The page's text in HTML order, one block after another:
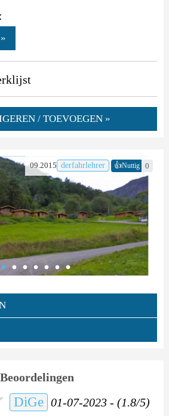
/ TOEVOEGEN »
09.2015 derfahrlehrer 👍Nuttig 0
DiGe 01-07-2023 - (1.8/5)